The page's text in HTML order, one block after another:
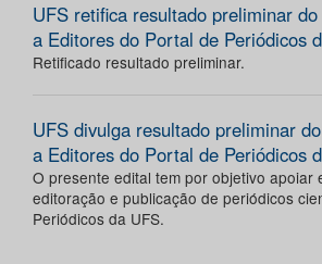
UFS retifica resultado preliminar
a Editores do Portal de Periódicos
Retificado resultado preliminar.
UFS divulga resultado preliminar
a Editores do Portal de Periódicos
O presente edital tem por objetivo apoiar
editoração e publicação de periódicos
Periódicos da UFS.